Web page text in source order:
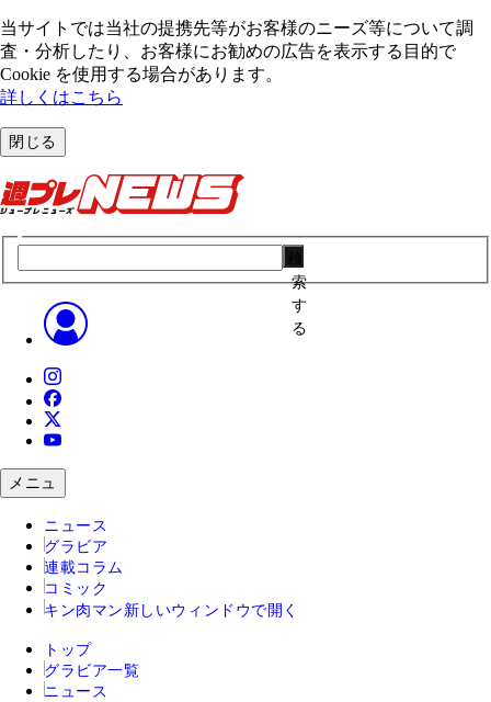
当サイトでは当社の提携先等がお客様のニーズ等について調
査・分析したり、お客様にお勧めの広告を表⽰する⽬的で
Cookie を使⽤する場合があります。
詳しくはこちら
閉じる
索
す
る
メニュ
ニュース
グラビア
連載コラム
コミック
キン肉マン 新しいウィンドウで開く
トップ
グラビア一覧
ニュース